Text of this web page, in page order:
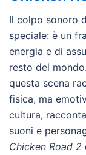
Il colpo sonoro
speciale: è un
energia e di
resto del
questa scena
fisica, ma
cultura,
suoni e
Chicken Road 2